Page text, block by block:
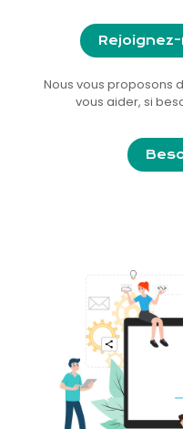
Nous vous proposons
vous aider, si